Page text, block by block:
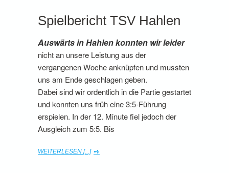
Spielbericht TSV Hahlen
Auswärts in Hahlen konnten wir leider
nicht an unsere Leistung aus der
vergangenen Woche anknüpfen und mussten
uns am Ende geschlagen geben.
Dabei sind wir ordentlich in die Partie gestartet
und konnten uns früh eine 3:5-Führung
erspielen. In der 12. Minute fiel jedoch der
Ausgleich zum 5:5. Bis
WEITERLESEN [...]